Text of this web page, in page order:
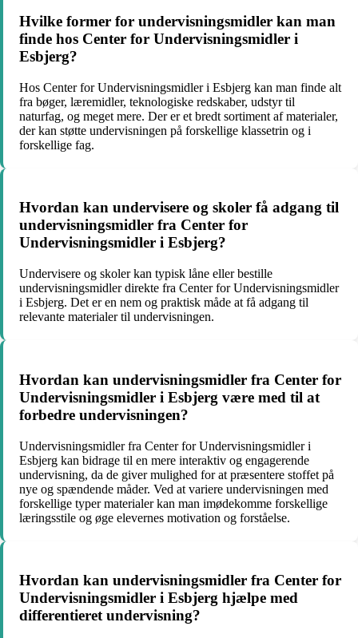
Hvilke former for undervisningsmidler kan man
finde hos Center for Undervisningsmidler i
Esbjerg?
Hos Center for Undervisningsmidler i Esbjerg kan man finde alt
fra bøger, læremidler, teknologiske redskaber, udstyr til
naturfag, og meget mere. Der er et bredt sortiment af materialer,
der kan støtte undervisningen på forskellige klassetrin og i
forskellige fag.
Hvordan kan undervisere og skoler få adgang til
undervisningsmidler fra Center for
Undervisningsmidler i Esbjerg?
Undervisere og skoler kan typisk låne eller bestille
undervisningsmidler direkte fra Center for Undervisningsmidler
i Esbjerg. Det er en nem og praktisk måde at få adgang til
relevante materialer til undervisningen.
Hvordan kan undervisningsmidler fra Center for
Undervisningsmidler i Esbjerg være med til at
forbedre undervisningen?
Undervisningsmidler fra Center for Undervisningsmidler i
Esbjerg kan bidrage til en mere interaktiv og engagerende
undervisning, da de giver mulighed for at præsentere stoffet på
nye og spændende måder. Ved at variere undervisningen med
forskellige typer materialer kan man imødekomme forskellige
læringsstile og øge elevernes motivation og forståelse.
Hvordan kan undervisningsmidler fra Center for
Undervisningsmidler i Esbjerg hjælpe med
differentieret undervisning?